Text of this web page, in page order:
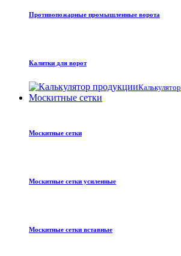
Противопожарные промышленные ворота
Калитки для ворот
Калькулятор
Москитные сетки
Москитные сетки
Москитные сетки усиленные
Москитные сетки вставные